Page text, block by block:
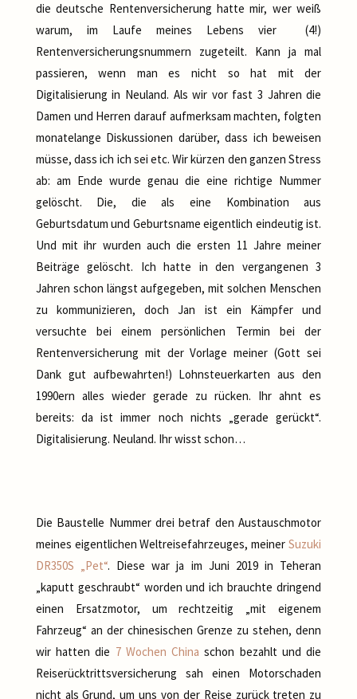
die deutsche Rentenversicherung hatte mir, wer weiß
warum, im Laufe meines Lebens vier (4!)
Rentenversicherungsnummern zugeteilt. Kann ja mal
passieren, wenn man es nicht so hat mit der
Digitalisierung in Neuland. Als wir vor fast 3 Jahren die
Damen und Herren darauf aufmerksam machten, folgten
monatelange Diskussionen darüber, dass ich beweisen
müsse, dass ich ich sei etc. Wir kürzen den ganzen Stress
ab: am Ende wurde genau die eine richtige Nummer
gelöscht. Die, die als eine Kombination aus
Geburtsdatum und Geburtsname eigentlich eindeutig ist.
Und mit ihr wurden auch die ersten 11 Jahre meiner
Beiträge gelöscht. Ich hatte in den vergangenen 3
Jahren schon längst aufgegeben, mit solchen Menschen
zu kommunizieren, doch Jan ist ein Kämpfer und
versuchte bei einem persönlichen Termin bei der
Rentenversicherung mit der Vorlage meiner (Gott sei
Dank gut aufbewahrten!) Lohnsteuerkarten aus den
1990ern alles wieder gerade zu rücken. Ihr ahnt es
bereits: da ist immer noch nichts „gerade gerückt“.
Digitalisierung. Neuland. Ihr wisst schon…
Die Baustelle Nummer drei betraf den Austauschmotor
meines eigentlichen Weltreisefahrzeuges, meinerSuzuki
DR350S „Pet“. Diese war ja im Juni 2019 in Teheran
„kaputt geschraubt“ worden und ich brauchte dringend
einen Ersatzmotor, um rechtzeitig „mit eigenem
Fahrzeug“ an der chinesischen Grenze zu stehen, denn
wir hatten die 7 Wochen China schon bezahlt und die
Reiserücktrittsversicherung sah einen Motorschaden
nicht als Grund, um uns von der Reise zurück treten zu